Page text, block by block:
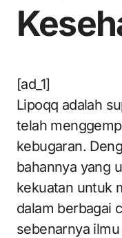
[ad_1]
Lipoqq adalah
telah
kebugaran.
bahannya yang
kekuatan untuk
dalam berbagai
sebenarnya